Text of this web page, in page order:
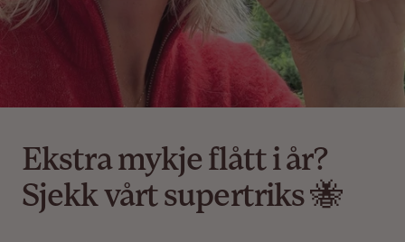
Ekstra mykje flått i år?
Sjekk vårt supertriks 🐝